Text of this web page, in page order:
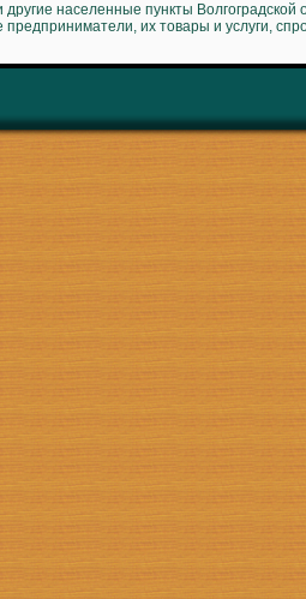
другие населенные пункты Волгоградской
предприниматели, их товары и услуги,